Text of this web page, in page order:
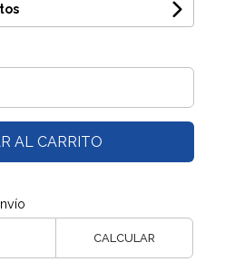
AL CARRITO
CALCULAR